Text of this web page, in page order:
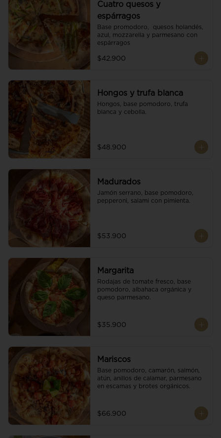
Cuatro quesos y
espárragos
Base promodoro,  quesos holandés,
azul, mozzarella y parmesano con
espárragos
$42.900
Hongos y trufa blanca
Hongos, base pomodoro, trufa
blanca y cebolla.
$48.900
Madurados
Jamón serrano, base pomodoro,
pepperoni, salami con pimienta.
$53.900
Margarita
Rodajas de tomate fresco, base
pomodoro, albahaca orgánica y
queso parmesano.
$35.900
Mariscos
Base pomodoro, camarón, salmón,
atún, anillos de calamar, parmesano
en escamas y brotes orgánicos.
$66.900